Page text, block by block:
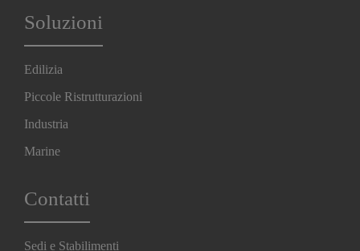
Soluzioni
Edilizia
Piccole Ristrutturazioni
Industria
Marine
Contatti
Sedi e Stabilimenti